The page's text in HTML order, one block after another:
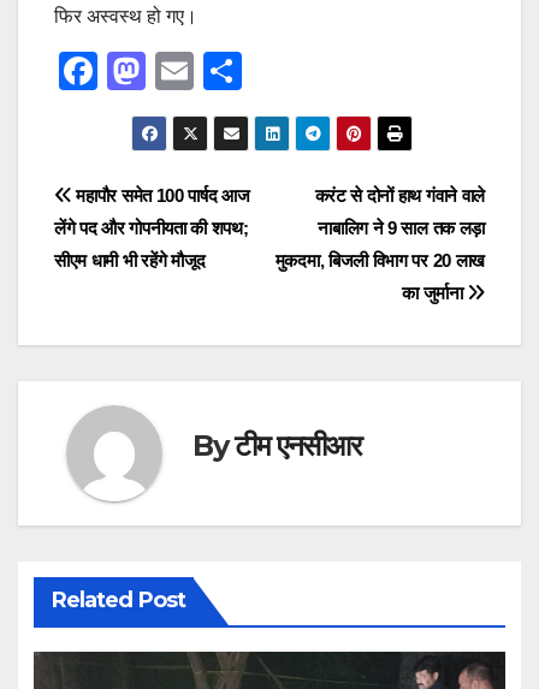
फिर अस्वस्थ हो गए।
F
e
b
o
k
M
a
st
o
d
o
E
m
ail
h
ar
e
Post
navigation
करंट से दोनों हाथ गंवाने वाले
नाबालिग ने 9 साल तक लड़ा
मुकदमा, बिजली विभाग पर 20 लाख
का जुर्माना
महापौर समेत 100 पार्षद आज
लेंगे पद और गोपनीयता की शपथ;
सीएम धामी भी रहेंगे मौजूद
Byटीम एनसीआर
Related Post